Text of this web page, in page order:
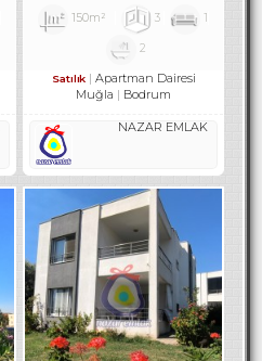
150m² 3 1
2
Satılık
Apartman Dairesi
Muğla
Bodrum
NAZAR EMLAK